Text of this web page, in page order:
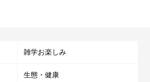
雑学お楽しみ
生態・健康